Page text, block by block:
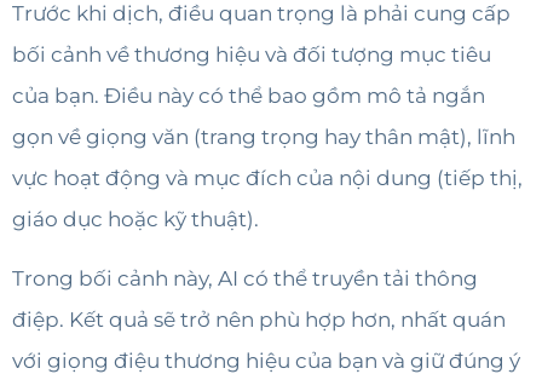
Trước khi dịch, điều quan trọng là phải cung cấp
bối cảnh về thương hiệu và đối tượng mục tiêu
của bạn. Điều này có thể bao gồm mô tả ngắn
gọn về giọng văn (trang trọng hay thân mật), lĩnh
vực hoạt động và mục đích của nội dung (tiếp thị,
giáo dục hoặc kỹ thuật).
Trong bối cảnh này, AI có thể truyền tải thông
điệp. Kết quả sẽ trở nên phù hợp hơn, nhất quán
với giọng điệu thương hiệu của bạn và giữ đúng ý